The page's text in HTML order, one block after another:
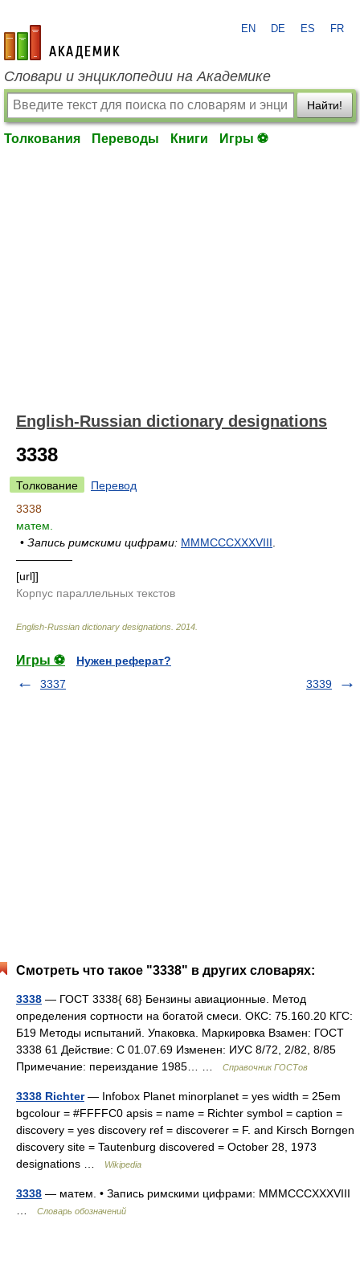
academic.ru
EN DE ES FR
Словари и энциклопедии на Академике
Найти!
Толкования Переводы Книги Игры ⚽
English-Russian dictionary designations
3338
Толкование
Перевод
3338
матем.
• Запись римскими цифрами: MMMCCCXXXVIII
—————
[url]]
Корпус параллельных текстов
English-Russian dictionary designations 2014
Игры ⚽
Нужен реферат?
3337
3339
Смотреть что такое "3338" в других словарях:
3338 — ГОСТ 3338{ 68} Бензины авиационные. Метод
определения сортности на богатой смеси. ОКС: 75.160.20 КГС:
Б19 Методы испытаний. Упаковка. Маркировка Взамен: ГОСТ
3338 61 Действие: С 01.07.69 Изменен: ИУС 8/72, 2/82, 8/85
Примечание: переиздание 1985… …
Справочник ГОСТов
3338 Richter— Infobox Planet minorplanet = yes width = 25em
bgcolour = #FFFFC0 apsis = name = Richter symbol = caption =
discovery = yes discovery ref = discoverer = F. and Kirsch Borngen
discovery site = Tautenburg discovered = October 28, 1973
designations …
Wikipedia
3338 — матем. • Запись римскими цифрами: MMMCCCXXXVIII
Словарь обозначений